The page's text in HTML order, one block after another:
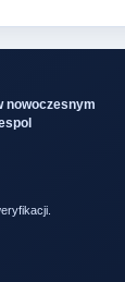
nowoczesnym